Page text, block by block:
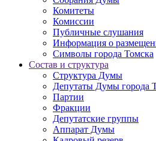
Комитеты
Комиссии
Публичные слушания
Информация о
Символы города Томска
Состав и структура
Структура Думы
Депутаты Думы города
Партии
Фракции
Депутатские группы
Аппарат Думы